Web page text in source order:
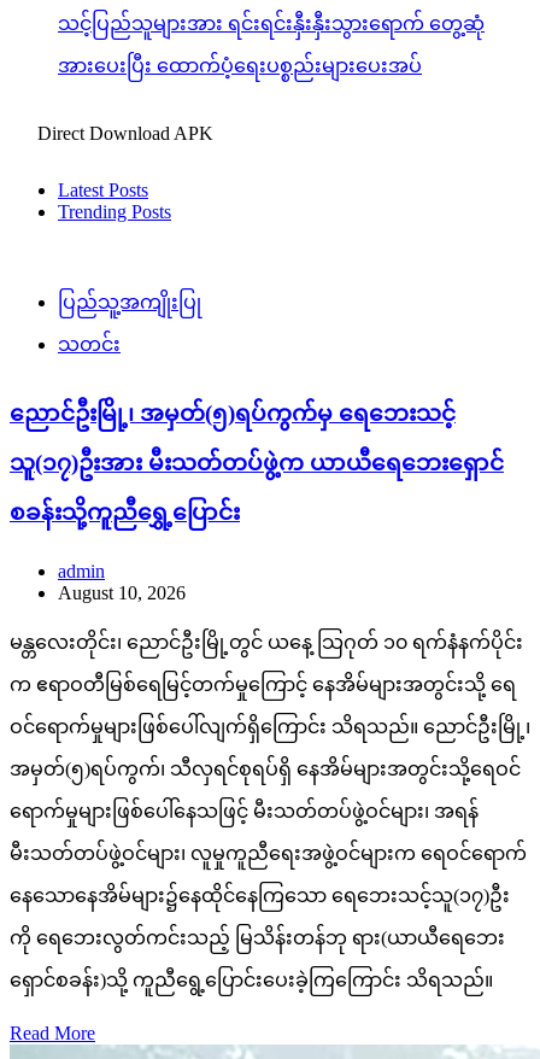
သင့်ပြည်သူများအား ရင်းရင်းနှီးနှီးသွားရောက် တွေ့ဆုံ
အားပေးပြီး ထောက်ပံ့ရေးပစ္စည်းများပေးအပ်
Direct Download APK
Latest Posts
Trending Posts
ပြည်သူ့အကျိုးပြု
သတင်း
ညောင်ဦးမြို့၊ အမှတ်(၅)ရပ်ကွက်မှ ရေဘေးသင့်
သူ(၁၇)ဦးအား မီးသတ်တပ်ဖွဲ့က ယာယီရေဘေးရှောင်
စခန်းသို့ကူညီရွှေ့ပြောင်း
admin
August 10, 2026
မန္တလေးတိုင်း၊ ညောင်ဦးမြို့တွင် ယနေ့ သြဂုတ် ၁၀ ရက်နံနက်ပိုင်း
က ဧရာဝတီမြစ်ရေမြင့်တက်မှုကြောင့် နေအိမ်များအတွင်းသို့ ရေ
ဝင်ရောက်မှုများဖြစ်ပေါ်လျက်ရှိကြောင်း သိရသည်။ ညောင်ဦးမြို့၊
အမှတ်(၅)ရပ်ကွက်၊ သီလှရင်စုရပ်ရှိ နေအိမ်များအတွင်းသို့ရေဝင်
ရောက်မှုများဖြစ်ပေါ်နေသဖြင့် မီးသတ်တပ်ဖွဲ့ဝင်များ၊ အရန်
မီးသတ်တပ်ဖွဲ့ဝင်များ၊ လူမှုကူညီရေးအဖွဲ့ဝင်များက ရေဝင်ရောက်
နေသောနေအိမ်များ၌နေထိုင်နေကြသော ရေဘေးသင့်သူ(၁၇)ဦး
ကို ရေဘေးလွတ်ကင်းသည့် မြသိန်းတန်ဘု ရား(ယာယီရေဘေး
ရှောင်စခန်း)သို့ ကူညီရွေ့ပြောင်းပေးခဲ့ကြကြောင်း သိရသည်။
Read More